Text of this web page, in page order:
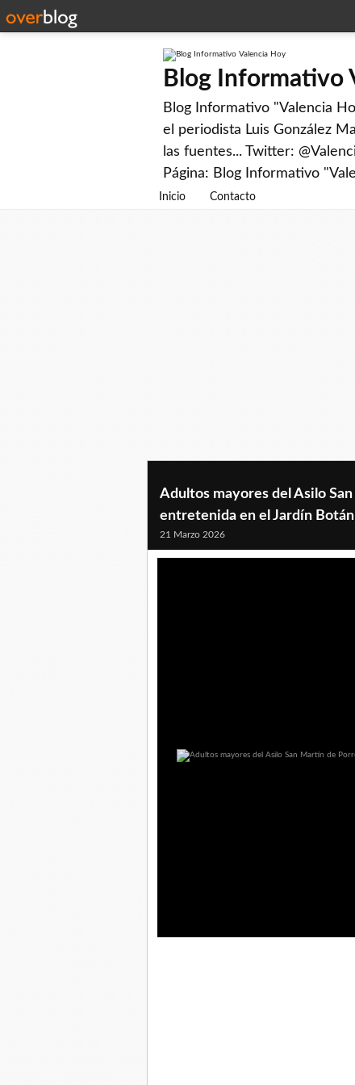
Blog Informativo
Blog Informativo "Valencia
el periodista Luis González
las fuentes... Twitter:
Página: Blog Informativo
Inicio Contacto
Adultos mayores del Asilo
entretenida en el Jardín
21 Marzo 2026